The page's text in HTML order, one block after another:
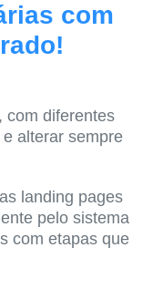
com
com diferentes
alterar sempre
landing pages
pelo sistema
com etapas que